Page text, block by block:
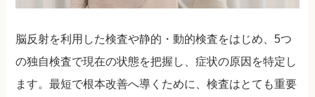
脳反射を利用した検査や静的・動的検査をはじめ、5つ
の独自検査で現在の状態を把握し、症状の原因を特定し
ます。最短で根本改善へ導くために、検査はとても重要